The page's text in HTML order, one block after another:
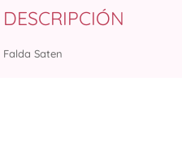
DESCRIPCIÓN
Falda Saten